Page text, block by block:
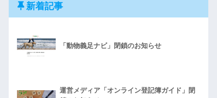
新着記事
「動物義足ナビ」閉鎖のお知らせ
運営メディア「オンライン登記簿ガイド」閉